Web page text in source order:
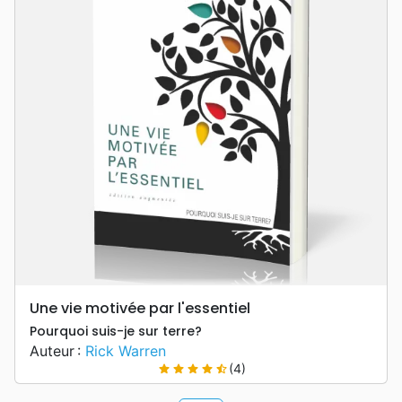
Une vie motivée par l'essentiel
Pourquoi suis-je sur terre?
Auteur : Rick Warren
star star star star star_half(4)